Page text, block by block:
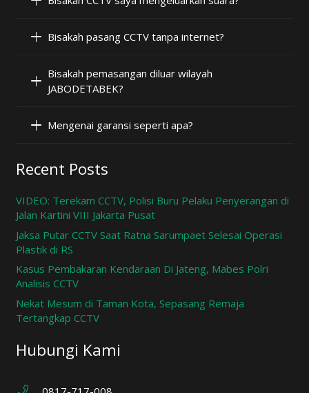
Bisakah pasang CCTV tanpa internet?
Bisakah pemasangan diluar wilayah
JABODETABEK?
Mengenai garansi seperti apa?
Recent Posts
VIDEO: Terekam CCTV, Polisi Buru Pelaku Penyerangan di
Jalan Kartini VIII Jakarta Pusat
Jaksa Putar CCTV Saat Ratna Sarumpaet Selesai Operasi
Plastik di RS
Kasus Pembakaran Kendaraan Di Jateng, Mabes Polri
Analisis CCTV
Nekat Mesum di Taman Kota, Sepasang Remaja
Tertangkap CCTV
Hubungi Kami